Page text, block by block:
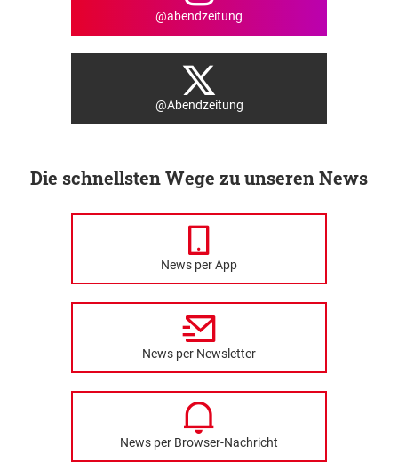
@abendzeitung
@Abendzeitung
Die schnellsten Wege zu unseren News
News per App
News per Newsletter
News per Browser-Nachricht